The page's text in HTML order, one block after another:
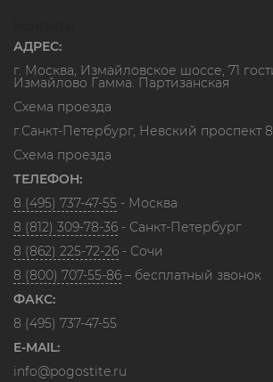
АДРЕС:
г. Москва, Измайловское шоссе, 71
Измайлово Гамма. Партизанская
Схема проезда
г.Санкт-Петербург, Невский проспект
Схема проезда
ТЕЛЕФОН:
8 (495) 737-47-55 - Москва
8 (812) 309-78-36 - Санкт-Петербург
8 (862) 225-72-26 - Сочи
8 (800) 707-55-86 – бесплатный звонок
ФАКС:
8 (495) 737-47-55
E-MAIL:
info@pogostite.ru